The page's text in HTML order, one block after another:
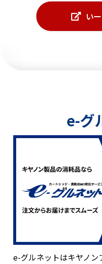
い
e-グ
e-グルネットはキヤノン